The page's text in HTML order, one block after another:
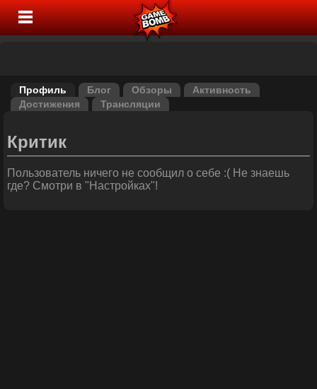
Профиль Блог Обзоры
Активность
Достижения
Трансляции
Критик
Пользователь ничего не сообщил о себе :( Не знаешь
где? Смотри в "Настройках"!